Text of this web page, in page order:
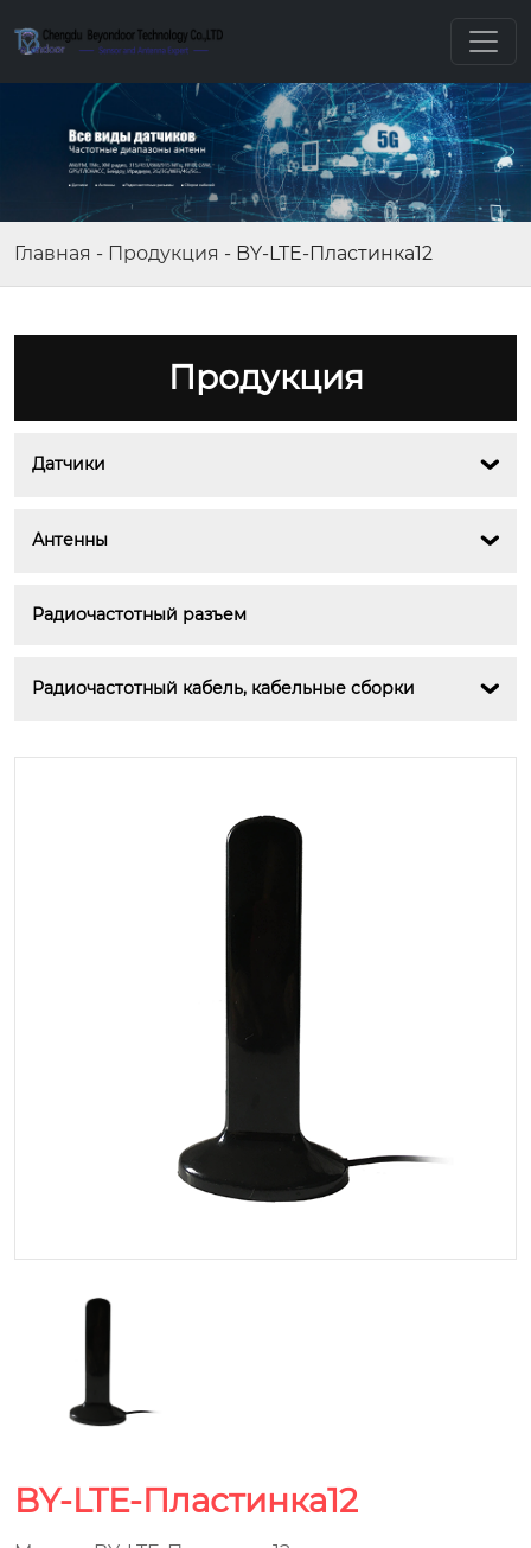
Главная - Продукция - BY-LTE-Пластинка12
Продукция
Датчики 
Антенны 
Радиочастотный разъем
Радиочастотный кабель, кабельные сборки 
BY-LTE-Пластинка12